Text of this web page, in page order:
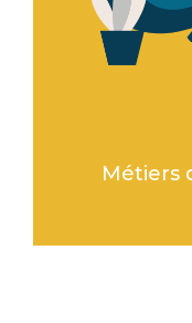
Métiers